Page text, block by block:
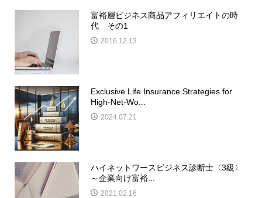
富裕層ビジネス商品アフィリエイトの時
代 その1
2016.12.13
Exclusive Life Insurance Strategies for
High-Net-Wo...
2024.07.21
ハイネットワースビジネス診断士〈3級〉
～企業向け富裕...
2021.02.16